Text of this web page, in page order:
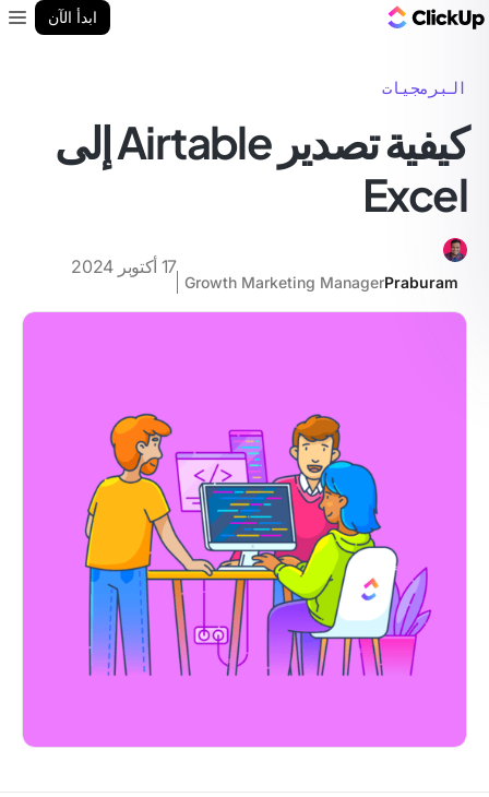
ابدأ الآن
البرمجيات
كيفية تصدير Airtable إلى
Excel
Praburam
Growth Marketing Manager
17 أكتوبر 2024